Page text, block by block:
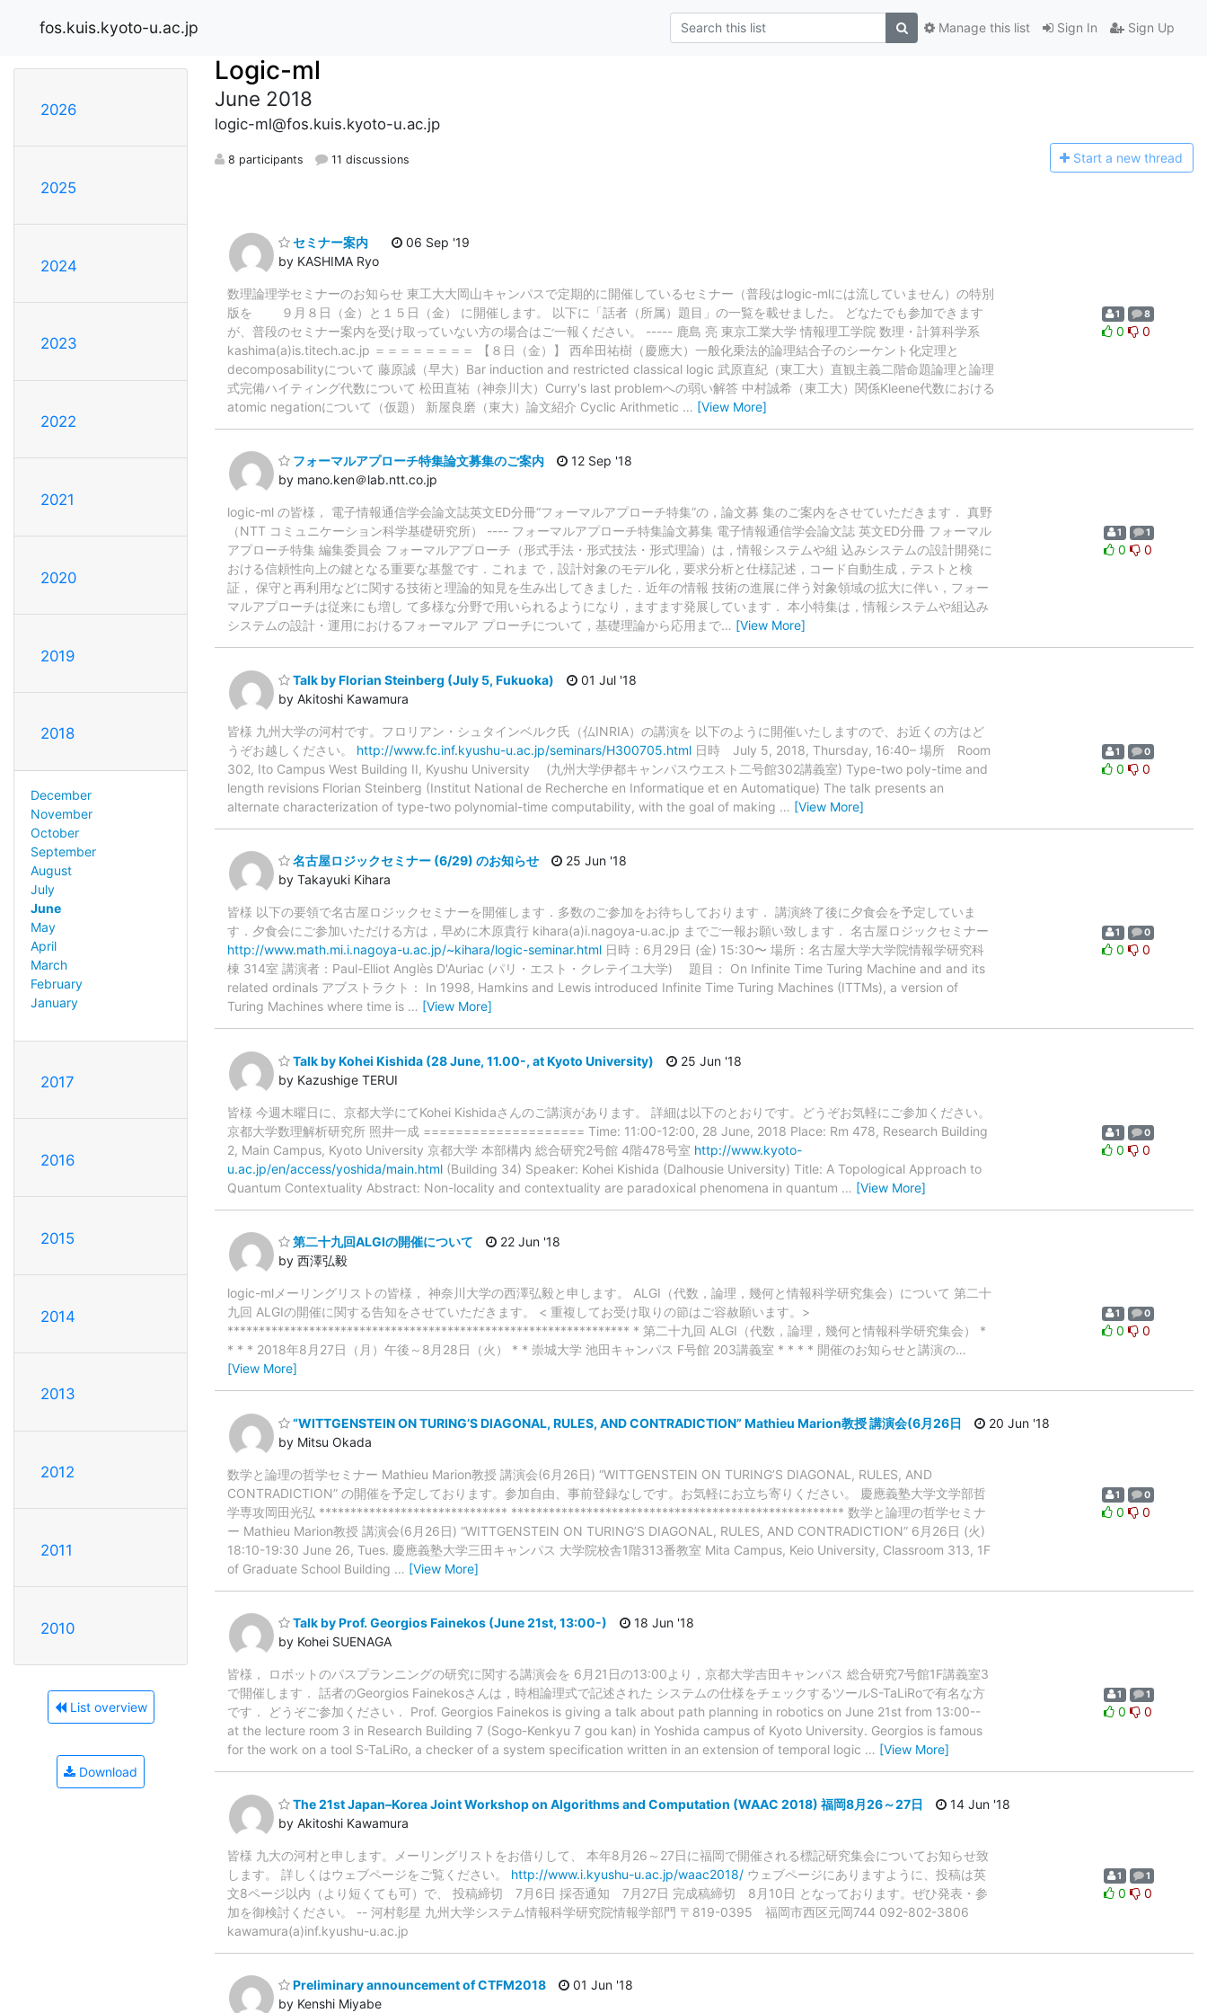
fos.kuis.kyoto-u.ac.jp Sign In Sign Up
Manage this list
2026
2025
2024
2023
2022
2021
2020
2019
2018
December
November
October
September
August
July
June
May
April
March
February
January
2017
2016
2015
2014
2013
2012
2011
2010
List overview
Download
Logic-ml
June 2018
logic-ml@fos.kuis.kyoto-u.ac.jp
8 participants 11 discussions Start a new thread
セミナー案内
by KASHIMA Ryo
06 Sep '19
数理論理学セミナーのお知らせ 東工大大岡山キャンパスで定期的に開催しているセミナー（普段はlogic-mlには流していません）の特別
版を ９月８日（金）と１５日（金） に開催します。 以下に「話者（所属）題目」の一覧を載せました。 どなたでも参加できます
が、普段のセミナー案内を受け取っていない方の場合はご一報ください。 ----- 鹿島 亮 東京工業大学 情報理工学院 数理・計算科学系
kashima(a)is.titech.ac.jp ＝＝＝＝＝＝＝＝ 【８日（金）】 西牟田祐樹（慶應大）一般化乗法的論理結合子のシーケント化定理と
decomposabilityについて 藤原誠（早大）Bar induction and restricted classical logic 武原直紀（東工大）直観主義二階命題論理と論理
式完備ハイティング代数について 松田直祐（神奈川大）Curry's last problemへの弱い解答 中村誠希（東工大）関係Kleene代数における
atomic negationについて（仮題） 新屋良磨（東大）論文紹介 Cyclic Arithmetic … [View More]
1 8
0 0
フォーマルアプローチ特集論文募集のご案内
by mano.ken＠lab.ntt.co.jp
12 Sep '18
logic-ml の皆様， 電子情報通信学会論文誌英文ED分冊“フォーマルアプローチ特集”の，論文募 集のご案内をさせていただきます． 真野
（NTT コミュニケーション科学基礎研究所） ---- フォーマルアプローチ特集論文募集 電子情報通信学会論文誌 英文ED分冊 フォーマル
アプローチ特集 編集委員会 フォーマルアプローチ（形式手法・形式技法・形式理論）は，情報システムや組 込みシステムの設計開発に
おける信頼性向上の鍵となる重要な基盤です．これま で，設計対象のモデル化，要求分析と仕様記述，コード自動生成，テストと検
証， 保守と再利用などに関する技術と理論的知見を生み出してきました．近年の情報 技術の進展に伴う対象領域の拡大に伴い，フォー
マルアプローチは従来にも増し て多様な分野で用いられるようになり，ますます発展しています． 本小特集は，情報システムや組込み
システムの設計・運用におけるフォーマルア プローチについて，基礎理論から応用まで… [View More]
1 1
0 0
Talk by Florian Steinberg (July 5, Fukuoka)
by Akitoshi Kawamura
01 Jul '18
皆様 九州大学の河村です。フロリアン・シュタインベルク氏（仏INRIA）の講演を 以下のように開催いたしますので、お近くの方はど
うぞお越しください。 http://www.fc.inf.kyushu-u.ac.jp/seminars/H300705.html 日時 July 5, 2018, Thursday, 16:40– 場所 Room
302, Ito Campus West Building II, Kyushu University (九州大学伊都キャンパスウエスト二号館302講義室) Type-two poly-time and
length revisions Florian Steinberg (Institut National de Recherche en Informatique et en Automatique) The talk presents an
alternate characterization of type-two polynomial-time computability, with the goal of making … [View More]
1 0
0 0
名古屋ロジックセミナー (6/29) のお知らせ
by Takayuki Kihara
25 Jun '18
皆様 以下の要領で名古屋ロジックセミナーを開催します．多数のご参加をお待ちしております． 講演終了後に夕食会を予定していま
す．夕食会にご参加いただける方は，早めに木原貴行 kihara(a)i.nagoya-u.ac.jp までご一報お願い致します． 名古屋ロジックセミナー
http://www.math.mi.i.nagoya-u.ac.jp/~kihara/logic-seminar.html 日時：6月29日 (金) 15:30〜 場所：名古屋大学大学院情報学研究科
棟 314室 講演者：Paul-Elliot Anglès D'Auriac (パリ・エスト・クレテイユ大学) 題目： On Infinite Time Turing Machine and and its
related ordinals アブストラクト： In 1998, Hamkins and Lewis introduced Infinite Time Turing Machines (ITTMs), a version of
Turing Machines where time is … [View More]
1 0
0 0
Talk by Kohei Kishida (28 June, 11.00-, at Kyoto University)
by Kazushige TERUI
25 Jun '18
皆様 今週木曜日に、京都大学にてKohei Kishidaさんのご講演があります。 詳細は以下のとおりです。どうぞお気軽にご参加ください。
京都大学数理解析研究所 照井一成 ==================== Time: 11:00-12:00, 28 June, 2018 Place: Rm 478, Research Building
2, Main Campus, Kyoto University 京都大学 本部構内 総合研究2号館 4階478号室 http://www.kyoto-
u.ac.jp/en/access/yoshida/main.html (Building 34) Speaker: Kohei Kishida (Dalhousie University) Title: A Topological Approach to
Quantum Contextuality Abstract: Non-locality and contextuality are paradoxical phenomena in quantum … [View More]
1 0
0 0
第二十九回ALGIの開催について
by 西澤弘毅
22 Jun '18
logic-mlメーリングリストの皆様， 神奈川大学の西澤弘毅と申します。 ALGI（代数，論理，幾何と情報科学研究集会）について 第二十
九回 ALGIの開催に関する告知をさせていただきます。 < 重複してお受け取りの節はご容赦願います。>
**************************************************************** * 第二十九回 ALGI（代数，論理，幾何と情報科学研究集会） *
* * * 2018年8月27日（月）午後～8月28日（火） * * 崇城大学 池田キャンパス F号館 203講義室 * * * * 開催のお知らせと講演の…
[View More]
1 0
0 0
“WITTGENSTEIN ON TURING’S DIAGONAL, RULES, AND CONTRADICTION” Mathieu Marion教授 講演会(6月26日
by Mitsu Okada
20 Jun '18
数学と論理の哲学セミナー Mathieu Marion教授 講演会(6月26日) “WITTGENSTEIN ON TURING’S DIAGONAL, RULES, AND
CONTRADICTION” の開催を予定しております。参加自由、事前登録なしです。お気軽にお立ち寄りください。 慶應義塾大学文学部哲
学専攻岡田光弘 ****************************** ***************************************************** 数学と論理の哲学セミナ
ー Mathieu Marion教授 講演会(6月26日) “WITTGENSTEIN ON TURING’S DIAGONAL, RULES, AND CONTRADICTION” 6月26日 (火)
18:10-19:30 June 26, Tues. 慶應義塾大学三田キャンパス 大学院校舎1階313番教室 Mita Campus, Keio University, Classroom 313, 1F
of Graduate School Building … [View More]
1 0
0 0
Talk by Prof. Georgios Fainekos (June 21st, 13:00-)
by Kohei SUENAGA
18 Jun '18
皆様， ロボットのパスプランニングの研究に関する講演会を 6月21日の13:00より，京都大学吉田キャンパス 総合研究7号館1F講義室3
で開催します． 話者のGeorgios Fainekosさんは，時相論理式で記述された システムの仕様をチェックするツールS-TaLiRoで有名な方
です． どうぞご参加ください． Prof. Georgios Fainekos is giving a talk about path planning in robotics on June 21st from 13:00--
at the lecture room 3 in Research Building 7 (Sogo-Kenkyu 7 gou kan) in Yoshida campus of Kyoto University. Georgios is famous
for the work on a tool S-TaLiRo, a checker of a system specification written in an extension of temporal logic … [View More]
1 1
0 0
The 21st Japan–Korea Joint Workshop on Algorithms and Computation (WAAC 2018) 福岡8月26～27日
by Akitoshi Kawamura
14 Jun '18
皆様 九大の河村と申します。メーリングリストをお借りして、 本年8月26～27日に福岡で開催される標記研究集会についてお知らせ致
します。 詳しくはウェブページをご覧ください。 http://www.i.kyushu-u.ac.jp/waac2018/ ウェブページにありますように、投稿は英
文8ページ以内（より短くても可）で、 投稿締切 7月6日 採否通知 7月27日 完成稿締切 8月10日 となっております。ぜひ発表・参
加を御検討ください。 -- 河村彰星 九州大学システム情報科学研究院情報学部門 〒819-0395 福岡市西区元岡744 092-802-3806
kawamura(a)inf.kyushu-u.ac.jp
1 1
0 0
Preliminary announcement of CTFM2018
by Kenshi Miyabe
01 Jun '18